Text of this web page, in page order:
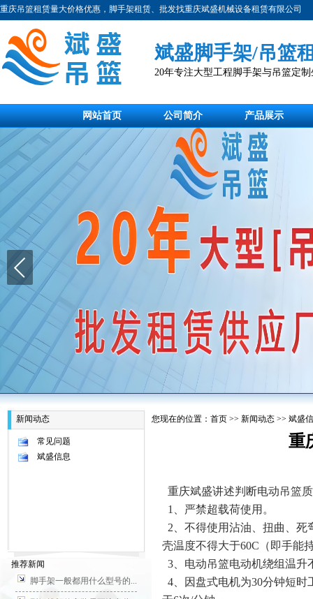
重庆吊篮租赁量大价格优惠，脚手架租赁、批发找重庆斌盛机械设备租赁有限公司
斌盛脚手架/吊篮
20年专注大型工程脚手架与吊篮定
网站首页 公司简介 产品展示
新闻动态
常见问题
斌盛信息
推荐新闻
脚手架一般都用什么型号的...
您现在的位置： 首页 >> 新闻动态 >> 斌盛
重
重庆斌盛讲述判断电动吊篮
1、严禁超载荷使用。
2、不得使用沾油、扭曲、
壳温度不得大于60C（即手能
3、电动吊篮电动机绕组温升
4、因盘式电机为30分钟短